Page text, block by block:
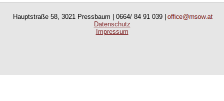
Hauptstraße 58, 3021 Pressbaum | 0664/ 84 91 039 |
Datenschutz
Impressum